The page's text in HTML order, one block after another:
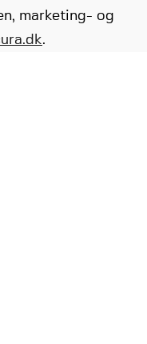
marketing- og
.